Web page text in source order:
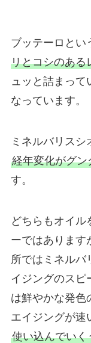
ブッテーロとい
リとコシのある
ュッと詰まって
なっています。
ミネルバリスシ
経年変化がグ
す。
どちらもオイ
ーではあります
所ではミネルバ
イジングのスピ
は鮮やかな発色
エイジングが速
使い込んでい